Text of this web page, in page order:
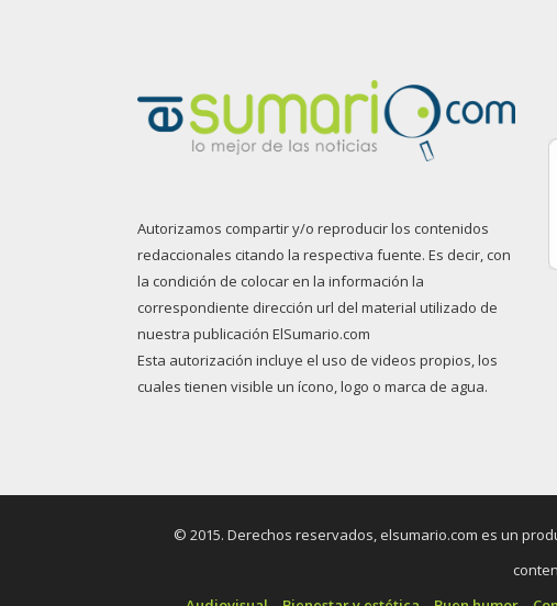
Autorizamos compartir y/o reproducir los contenidos
redaccionales citando la respectiva fuente. Es decir, con
la condición de colocar en la información la
correspondiente dirección url del material utilizado de
nuestra publicación ElSumario.com
Esta autorización incluye el uso de videos propios, los
cuales tienen visible un ícono, logo o marca de agua.
© 2015. Derechos reservados, elsumario.com es un